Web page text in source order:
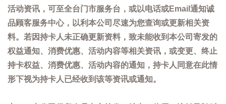
活动资讯，可至全台门市服务台，或以电话或Email通知诚
品顾客服务中心，以利本公司尽速为您查询或更新相关资
料。若因持卡人未正确更新资料，致未能收到本公司寄发的
权益通知、消费优惠、活动内容等相关资讯，或变更、终止
持卡权益、消费优惠、活动内容的通知，持卡人同意在此情
形下视为持卡人已经收到该等资讯或通知。